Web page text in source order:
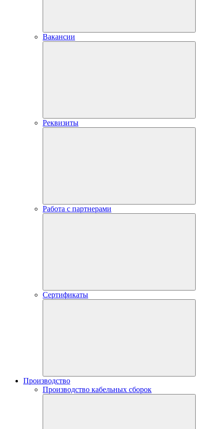
Вакансии
Реквизиты
Работа с партнерами
Сертификаты
Производство
Производство кабельных сборок